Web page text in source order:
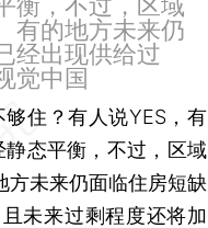
有的地方未来仍
经出现供给过
觉中国
够住？有人说YES，有
态平衡，不过，区域
方未来仍面临住房短缺
未来过剩程度还将加